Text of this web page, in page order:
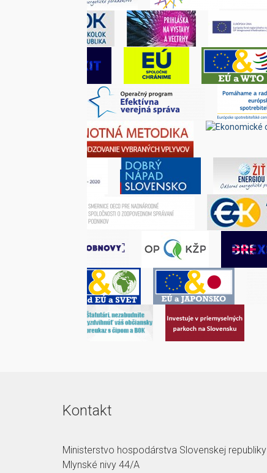
Kontakt
Ministerstvo hospodárstva Slovenskej republiky
Mlynské nivy 44/A